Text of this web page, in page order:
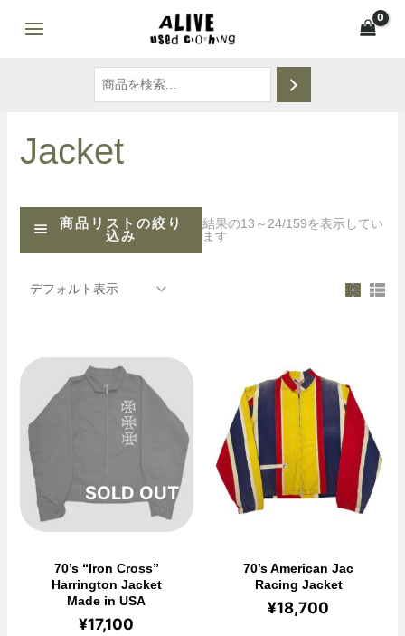
Jacket
商品リストの絞り
込み
結果の13～24/159を表示してい
ます
在庫切れ
70’s “Iron Cross”
Harrington Jacket
Made in USA
¥17,100
70’s American Jac
Racing Jacket
¥18,700